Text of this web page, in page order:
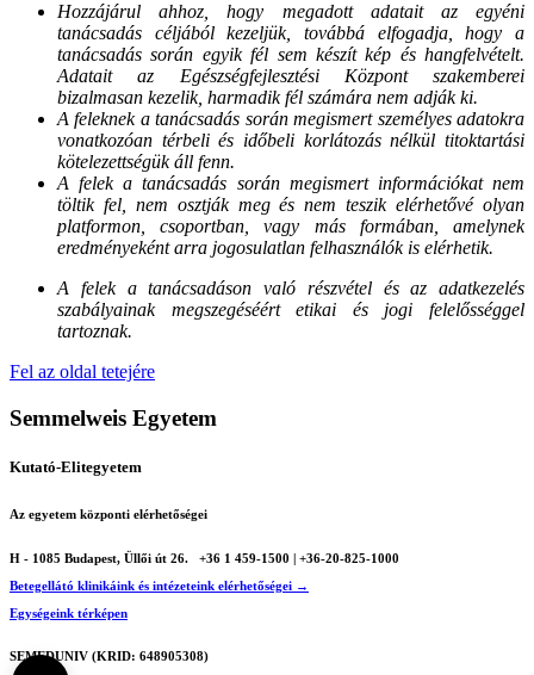
Hozzájárul ahhoz, hogy megadott adatait az egyéni
tanácsadás céljából kezeljük, továbbá elfogadja, hogy a
tanácsadás során egyik fél sem készít kép és hangfelvételt.
Adatait az Egészségfejlesztési Központ szakemberei
bizalmasan kezelik, harmadik fél számára nem adják ki.
A feleknek a tanácsadás során megismert személyes adatokra
vonatkozóan térbeli és időbeli korlátozás nélkül titoktartási
kötelezettségük áll fenn.
A felek a tanácsadás során megismert információkat nem
töltik fel, nem osztják meg és nem teszik elérhetővé olyan
platformon, csoportban, vagy más formában, amelynek
eredményeként arra jogosulatlan felhasználók is elérhetik.
A felek a tanácsadáson való részvétel és az adatkezelés
szabályainak megszegéséért etikai és jogi felelősséggel
tartoznak.
Fel az oldal tetejére
Semmelweis Egyetem
Kutató-Elitegyetem
Az egyetem központi elérhetőségei
H - 1085 Budapest, Üllői út 26.
+36 1 459-1500 | +36-20-825-1000
Betegellátó klinikáink és intézeteink elérhetőségei →
Egységeink térképen
SEMEDUNIV (KRID: 648905308)